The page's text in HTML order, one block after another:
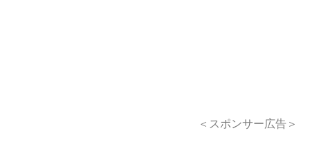
＜スポンサー広告＞